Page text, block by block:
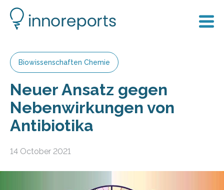
Biowissenschaften Chemie
Neuer Ansatz gegen
Nebenwirkungen von
Antibiotika
14 October 2021